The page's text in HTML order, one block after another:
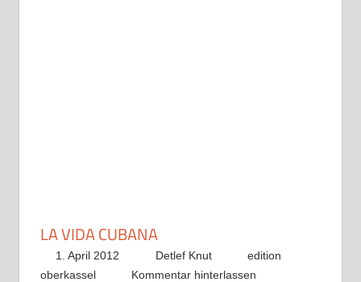
LA VIDA CUBANA
1. April 2012 Detlef Knut
edition
oberkassel
Kommentar hinterlassen